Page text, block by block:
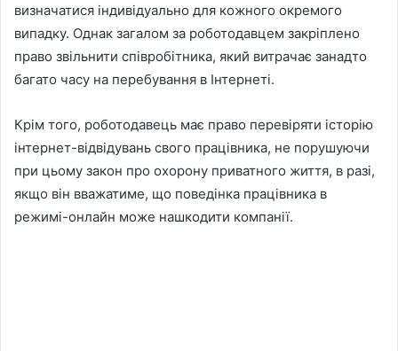
визначатися індивідуально для кожного окремого
випадку. Однак загалом за роботодавцем закріплено
право звільнити співробітника, який витрачає занадто
багато часу на перебування в Інтернеті.
Крім того, роботодавець має право перевіряти історію
інтернет-відвідувань свого працівника, не порушуючи
при цьому закон про охорону приватного життя, в разі,
якщо він вважатиме, що поведінка працівника в
режимі-онлайн може нашкодити компанії.